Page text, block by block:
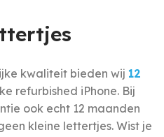
kwaliteit bieden wij 12
refurbished iPhone. Bij
ook echt 12 maanden
kleine lettertjes. Wist je